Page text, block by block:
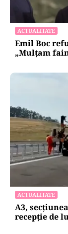
ACTUALITATE
Emil Boc
„Mulțam
ACTUALITATE
A3,
recepție de